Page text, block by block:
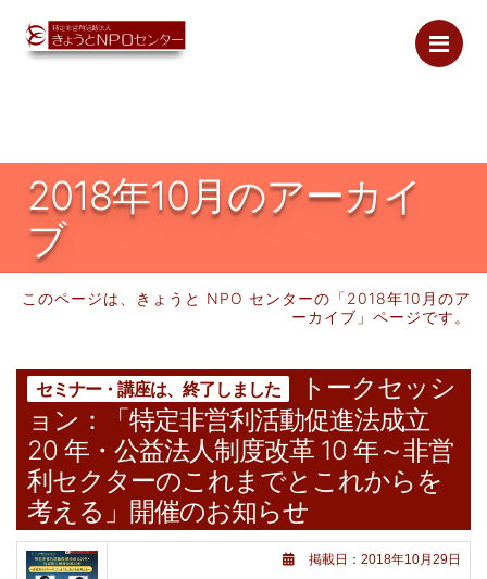
2018年10月のアーカイ
ブ
このページは、きょうと NPO センターの「2018年10月のア
ーカイブ」ページです。
セミナー・講座は、終了しました
トークセッシ
ョン：「特定非営利活動促進法成立
20 年・公益法人制度改革 10 年～非営
利セクターのこれまでとこれからを
考える」開催のお知らせ
掲載日：2018年10月29日